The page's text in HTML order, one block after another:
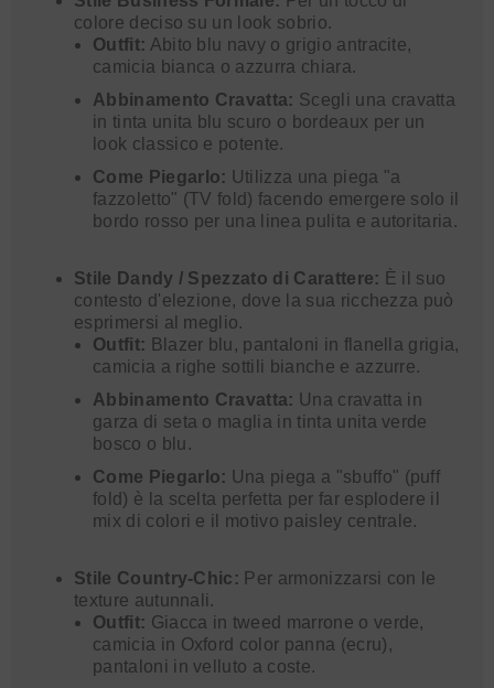
colore deciso su un look sobrio.
Outfit: Abito blu navy o grigio antracite,
camicia bianca o azzurra chiara.
Abbinamento Cravatta: Scegli una cravatta
in tinta unita blu scuro o bordeaux per un
look classico e potente.
Come Piegarlo: Utilizza una piega "a
fazzoletto" (TV fold) facendo emergere solo il
bordo rosso per una linea pulita e autoritaria.
Stile Dandy / Spezzato di Carattere: È il suo
contesto d'elezione, dove la sua ricchezza può
esprimersi al meglio.
Outfit: Blazer blu, pantaloni in flanella grigia,
camicia a righe sottili bianche e azzurre.
Abbinamento Cravatta: Una cravatta in
garza di seta o maglia in tinta unita verde
bosco o blu.
Come Piegarlo: Una piega a "sbuffo" (puff
fold) è la scelta perfetta per far esplodere il
mix di colori e il motivo paisley centrale.
Stile Country-Chic: Per armonizzarsi con le
texture autunnali.
Outfit: Giacca in tweed marrone o verde,
camicia in Oxford color panna (ecru),
pantaloni in velluto a coste.